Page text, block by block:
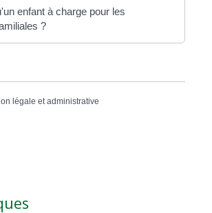
enfant à charge pour les
?
légale et administrative